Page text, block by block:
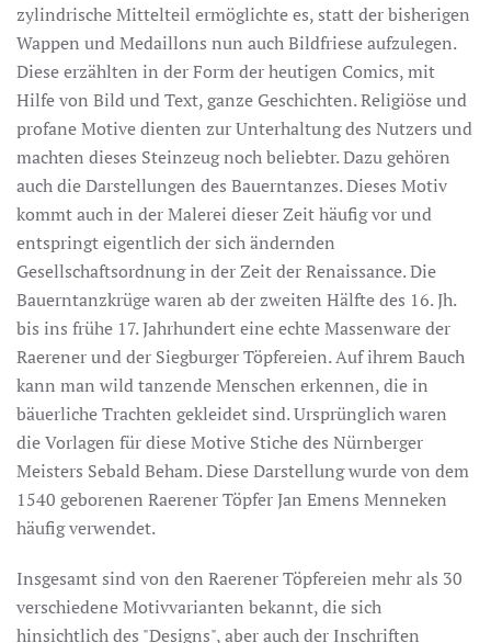
zylindrische Mittelteil ermöglichte es, statt der bisherigen
Wappen und Medaillons nun auch Bildfriese aufzulegen.
Diese erzählten in der Form der heutigen Comics, mit
Hilfe von Bild und Text, ganze Geschichten. Religiöse und
profane Motive dienten zur Unterhaltung des Nutzers und
machten dieses Steinzeug noch beliebter. Dazu gehören
auch die Darstellungen des Bauerntanzes. Dieses Motiv
kommt auch in der Malerei dieser Zeit häufig vor und
entspringt eigentlich der sich ändernden
Gesellschaftsordnung in der Zeit der Renaissance. Die
Bauerntanzkrüge waren ab der zweiten Hälfte des 16. Jh.
bis ins frühe 17. Jahrhundert eine echte Massenware der
Raerener und der Siegburger Töpfereien. Auf ihrem Bauch
kann man wild tanzende Menschen erkennen, die in
bäuerliche Trachten gekleidet sind. Ursprünglich waren
die Vorlagen für diese Motive Stiche des Nürnberger
Meisters Sebald Beham. Diese Darstellung wurde von dem
1540 geborenen Raerener Töpfer Jan Emens Menneken
häufig verwendet.
Insgesamt sind von den Raerener Töpfereien mehr als 30
verschiedene Motivvarianten bekannt, die sich
hinsichtlich des "Designs", aber auch der Inschriften